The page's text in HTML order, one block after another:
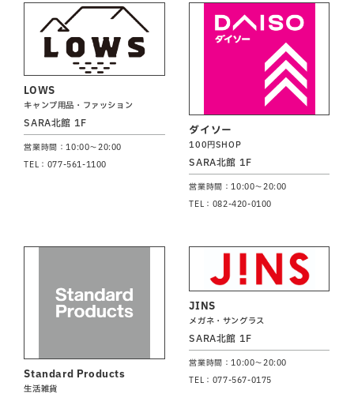
LOWS
キャンプ用品・ファッション
SARA北館 1F
営業時間：10:00～20:00
TEL：077-561-1100
ダイソー
100円SHOP
SARA北館 1F
営業時間：10:00～20:00
TEL：082-420-0100
Standard Products
生活雑貨
JINS
メガネ・サングラス
SARA北館 1F
営業時間：10:00～20:00
TEL：077-567-0175